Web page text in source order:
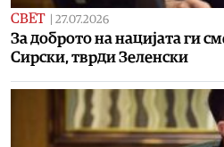
СВЕТ | 27.07.2026
За доброто на нацијата ги
Сирски, тврди Зеленски